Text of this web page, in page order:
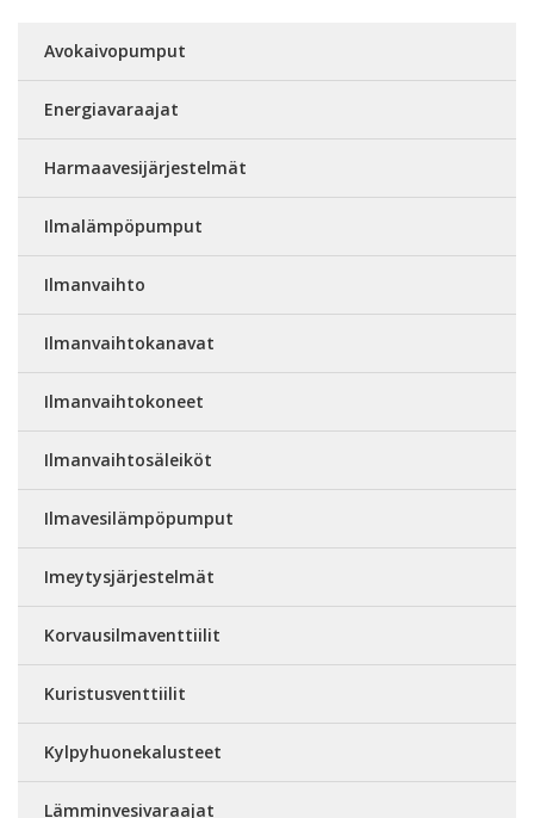
Avokaivopumput
Energiavaraajat
Harmaavesijärjestelmät
Ilmalämpöpumput
Ilmanvaihto
Ilmanvaihtokanavat
Ilmanvaihtokoneet
Ilmanvaihtosäleiköt
Ilmavesilämpöpumput
Imeytysjärjestelmät
Korvausilmaventtiilit
Kuristusventtiilit
Kylpyhuonekalusteet
Lämminvesivaraajat